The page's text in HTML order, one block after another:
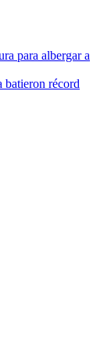
para albergar a
batieron récord